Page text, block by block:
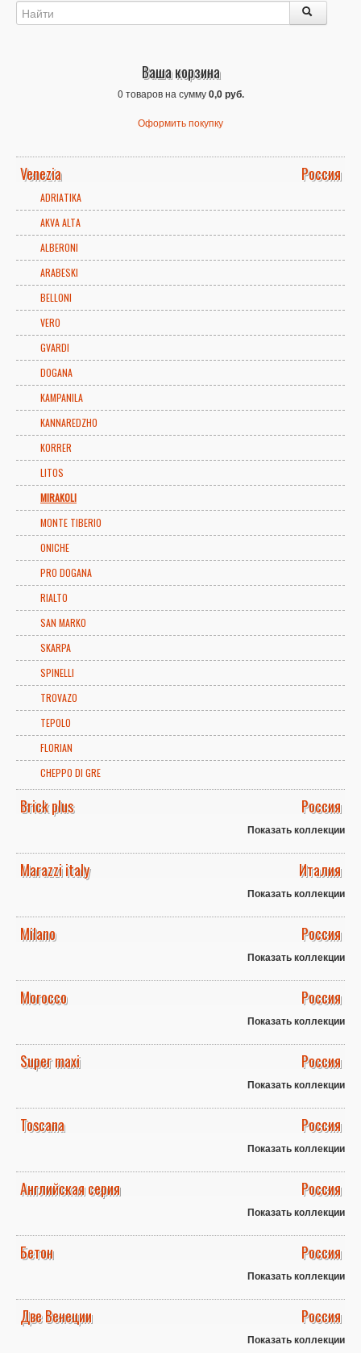
Ваша корзина
0 товаров на сумму0,0 руб.
Оформить покупку
Venezia Россия
ADRIATIKA
AKVA ALTA
ALBERONI
ARABESKI
BELLONI
VERO
GVARDI
DOGANA
KAMPANILA
KANNAREDZHO
KORRER
LITOS
MIRAKOLI
MONTE TIBERIO
ONICHE
PRO DOGANA
RIALTO
SAN MARKO
SKARPA
SPINELLI
TROVAZO
TEPOLO
FLORIAN
CHEPPO DI GRE
Brick plus Россия
Показать коллекции
Marazzi italy Италия
Показать коллекции
Milano Россия
Показать коллекции
Morocco Россия
Показать коллекции
Super maxi Россия
Показать коллекции
Toscana Россия
Показать коллекции
Английская серия Россия
Показать коллекции
Бетон Россия
Показать коллекции
Две Венеции Россия
Показать коллекции